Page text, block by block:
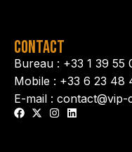
CONTACT
Bureau : +33 1 39 55
Mobile : +33 6 23 48
E-mail :